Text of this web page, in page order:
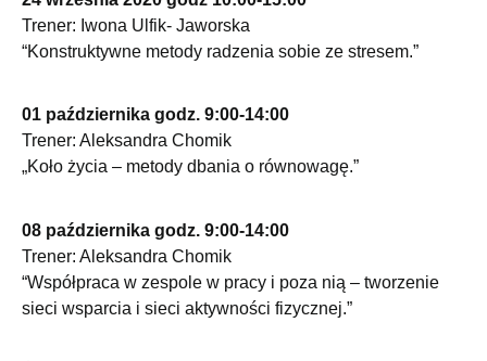
Trener: Iwona Ulfik- Jaworska
“Konstruktywne metody radzenia sobie ze stresem.”
01 października godz. 9:00-14:00
Trener: Aleksandra Chomik
„Koło życia – metody dbania o równowagę.”
08 października godz. 9:00-14:00
Trener: Aleksandra Chomik
“Współpraca w zespole w pracy i poza nią – tworzenie
sieci wsparcia i sieci aktywności fizycznej.”